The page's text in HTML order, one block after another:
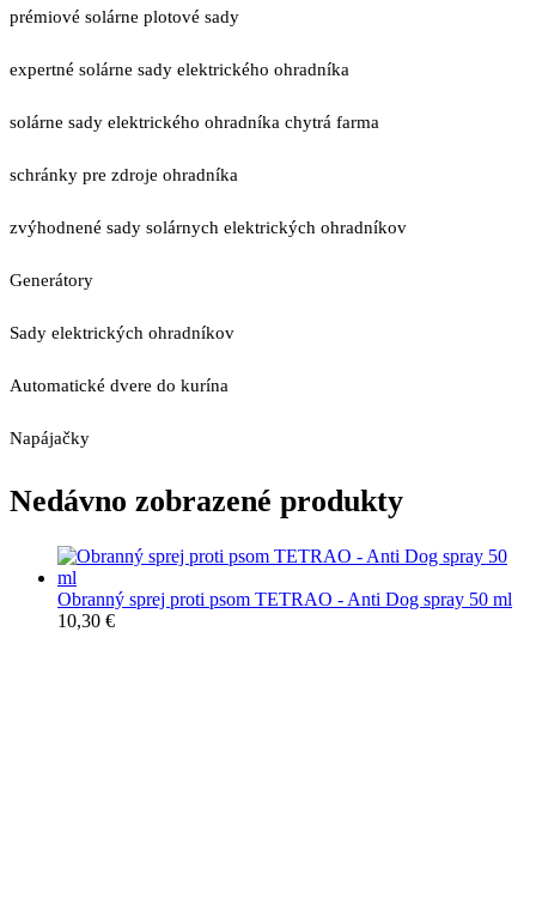
prémiové solárne plotové sady
expertné solárne sady elektrického ohradníka
solárne sady elektrického ohradníka chytrá farma
schránky pre zdroje ohradníka
zvýhodnené sady solárnych elektrických ohradníkov
Generátory
Sady elektrických ohradníkov
Automatické dvere do kurína
Napájačky
Nedávno zobrazené produkty
Obranný sprej proti psom TETRAO - Anti Dog spray 50 ml
10,30 €